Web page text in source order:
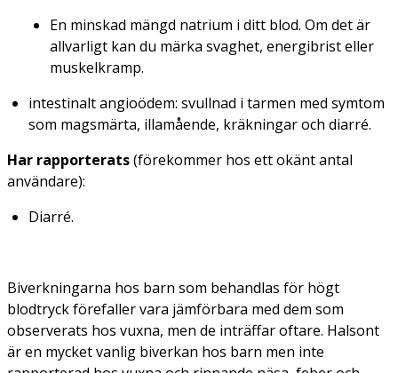
En minskad mängd natrium i ditt blod. Om det är
allvarligt kan du märka svaghet, energibrist eller
muskelkramp.
intestinalt angioödem: svullnad i tarmen med symtom
som magsmärta, illamående, kräkningar och diarré.
Har rapporterats(förekommer hos ett okänt antal
användare):
Diarré.
Biverkningarna hos barn som behandlas för högt
blodtryck förefaller vara jämförbara med dem som
observerats hos vuxna, men de inträffar oftare. Halsont
är en mycket vanlig biverkan hos barn men inte